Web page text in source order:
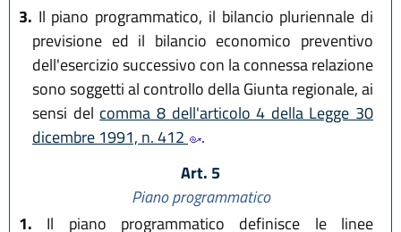
3. Il piano programmatico, il bilancio pluriennale di
previsione ed il bilancio economico preventivo
dell'esercizio successivo con la connessa relazione
sono soggetti al controllo della Giunta regionale, ai
sensi del comma 8 dell'articolo 4 della Legge 30
dicembre 1991, n. 412
.
Art. 5
Piano programmatico
1. Il piano programmatico definisce le linee